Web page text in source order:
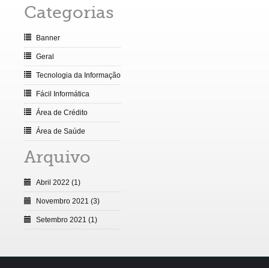
Categorias
Banner
Geral
Tecnologia da Informação
Fácil Informática
Área de Crédito
Área de Saúde
Arquivo
Abril 2022 (1)
Novembro 2021 (3)
Setembro 2021 (1)